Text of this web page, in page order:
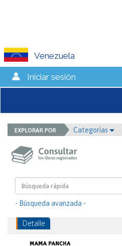
Venezuela
Iniciar sesión
Categorías
- Búsqueda avanzada -
Detalle